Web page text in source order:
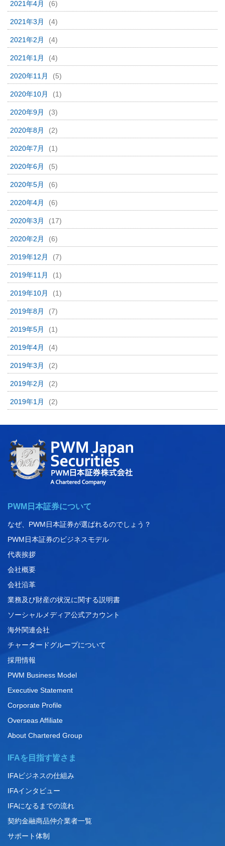
2021年4月 (6)
2021年3月 (4)
2021年2月 (4)
2021年1月 (4)
2020年11月 (5)
2020年10月 (1)
2020年9月 (3)
2020年8月 (2)
2020年7月 (1)
2020年6月 (5)
2020年5月 (6)
2020年4月 (6)
2020年3月 (17)
2020年2月 (6)
2019年12月 (7)
2019年11月 (1)
2019年10月 (1)
2019年8月 (7)
2019年5月 (1)
2019年4月 (4)
2019年3月 (2)
2019年2月 (2)
2019年1月 (2)
PWM日本証券について
なぜ、PWM日本証券が選ばれるのでしょう？
PWM日本証券のビジネスモデル
代表挨拶
会社概要
会社沿革
業務及び財産の状況に関する説明書
ソーシャルメディア公式アカウント
海外関連会社
チャータードグループについて
採用情報
PWM Business Model
Executive Statement
Corporate Profile
Overseas Affiliate
About Chartered Group
IFAを目指す皆さま
IFAビジネスの仕組み
IFAインタビュー
IFAになるまでの流れ
契約金融商品仲介業者一覧
サポート体制